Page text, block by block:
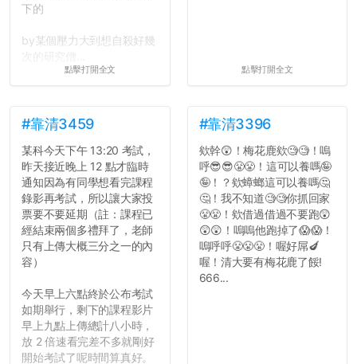
下的
by某個壓力大到想自殺好幾
點擊打開全文 點擊打開全文
#靠清3459
某科今天下午 13:20 考試，
昨天接近晚上 12 點才臨時
通知因為有同學想看完課程
錄影再考試，所以讓大家投
票要不要延期（註：課程已
經結束兩個多禮拜了，老師
只有上傳大概三分之一的內
容）
今天早上六點終於公布考試
如期舉行，剩下的課程影片
早上九點上傳總計八小時，
放 2 倍速看完差不多就剛好
開始考試了呢時間算真好。
#靠清3396
欸幹😲！梅花鹿欸🧐🧐！嗚
呼😎😎😤😤！這可以養嗎🤪
🤪！？欸蟑螂這可以養嗎🤔
🤔！我不知道🧐🧐你抓回家
😤😤！欸借過借過不要跑😲
😲😲！嗚嗚他跑掉了😱😱！
嗚呼呼😤😤😤！喔好屌🍆
喔！清大要有梅花鹿了餒!
666...